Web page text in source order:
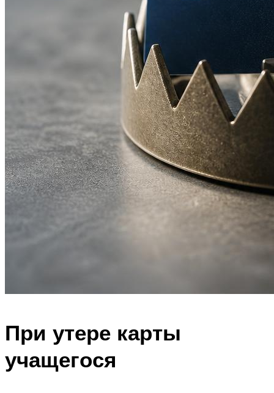
При утере карты
учащегося